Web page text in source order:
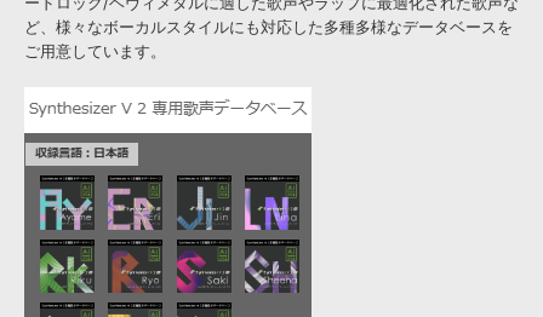
ど、様々なボーカルスタイルにも対応した多種多様なデータベースを
ご用意しています。